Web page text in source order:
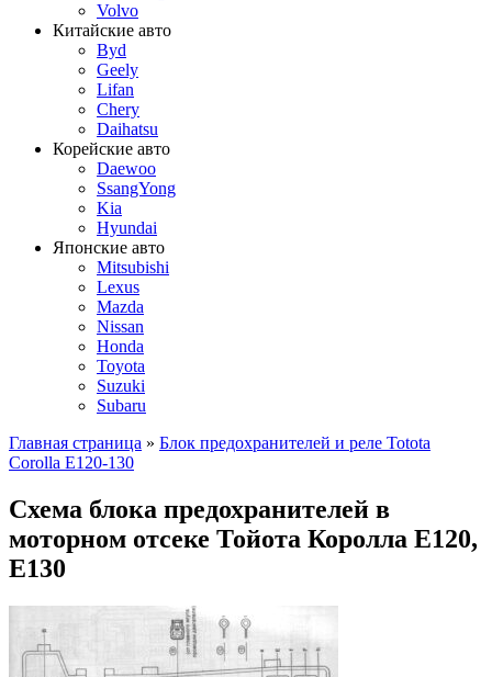
Volvo
Китайские авто
Byd
Geely
Lifan
Chery
Daihatsu
Корейские авто
Daewoo
SsangYong
Kia
Hyundai
Японские авто
Mitsubishi
Lexus
Mazda
Nissan
Honda
Toyota
Suzuki
Subaru
Главная страница » Блок предохранителей и реле Totota
Corolla E120-130
Схема блока предохранителей в
моторном отсеке Тойота Королла Е120,
Е130